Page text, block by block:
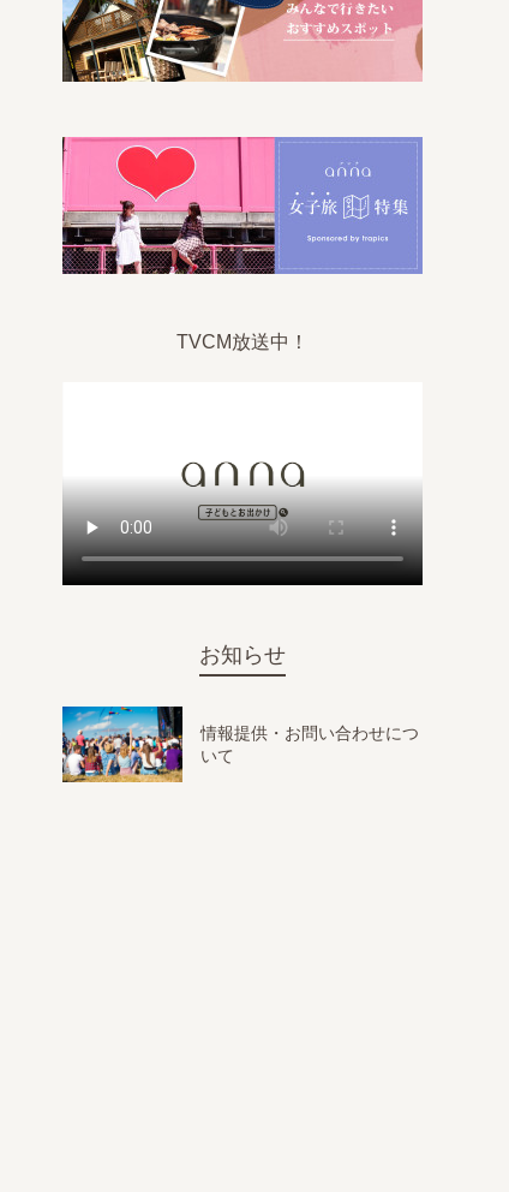
TVCM放送中！
お知らせ
情報提供・お問い合わせにつ
いて